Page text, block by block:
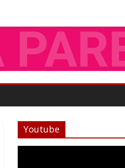
Youtube